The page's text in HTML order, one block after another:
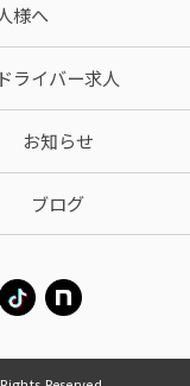
様へ
ドライバー求人
お知らせ
ブログ